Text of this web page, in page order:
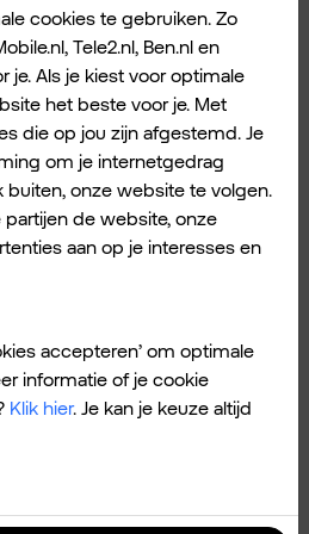
afschalen.
anders dan een
met een flexibel
je werknemers hebben
systemen en
goed te doen. Thuis,
moeten ze hun
kunnen doen. Met
om dit te regelen is om
betrouwbaar en
SD-WAN.
cookies te gebruiken. Zo
Tele2.nl, Ben.nl en
je. Als je kiest voor optimale
het beste voor je. Met
die op jou zijn afgestemd. Je
om je internetgedrag
buiten, onze website te volgen.
de website, onze
aan op je interesses en
accepteren’ om optimale
informatie of je cookie
Klik hier. Je kan je keuze altijd